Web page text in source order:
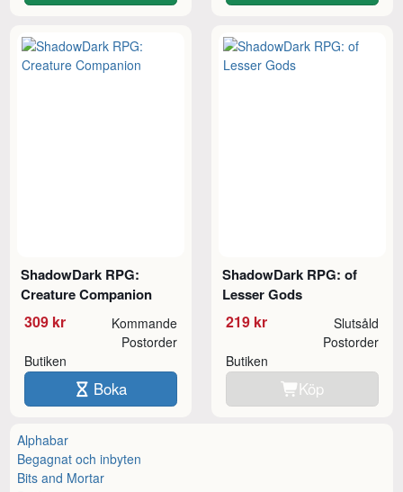
ShadowDark RPG:
Creature Companion
309 kr Kommande
Butiken
Postorder
Boka
ShadowDark RPG: of
Lesser Gods
219 kr Slutsåld
Butiken
Postorder
Köp
Alphabar
Begagnat och inbyten
Bits and Mortar